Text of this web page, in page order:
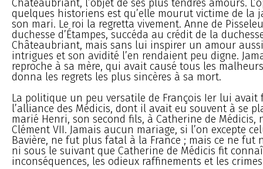
Châteaubriant, l’objet de ses plus tendres amours.
quelques historiens est qu’elle mourut victime de la
son mari. Le roi la regretta vivement. Anne de
duchesse d’Étampes, succéda au crédit de la
Châteaubriant, mais sans lui inspirer un amour
intrigues et son avidité l’en rendaient peu digne.
reproche à sa mère, qui avait causé tous les
donna les regrets les plus sincères à sa mort.
La politique un peu versatile de François Ier lui avait
l’alliance des Médicis, dont il avait eu souvent à se
marié Henri, son second fils, à Catherine de Médicis,
Clément VII. Jamais aucun mariage, si l’on excepte
Bavière, ne fut plus fatal à la France ; mais ce ne fut
ni sous le suivant que Catherine de Médicis fit
inconséquences, les odieux raffinements et les